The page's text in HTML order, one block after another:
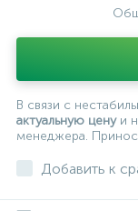
В связи с
актуальную ценуи
менеджера.
Добавить к